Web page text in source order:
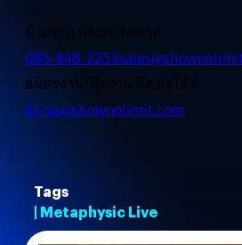
ฝ่ายขาย และการตลาด
085-848-2253
สมัครงาน/ฝึกงาน ติดต่อได้ที่
hr-ga@shownolimit.com
Tags
| Metaphysic Live